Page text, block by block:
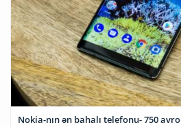
Nokia-nın ən bahalı telefonu- 750 avro